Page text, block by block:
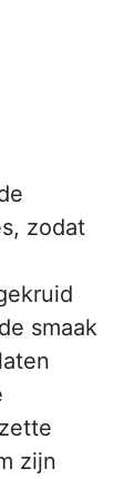
zodat
smaak
zijn